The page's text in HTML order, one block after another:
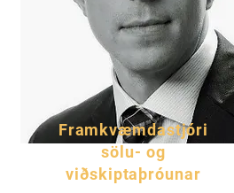
Framkvæmdastjóri
sölu- og
viðskiptaþróunar